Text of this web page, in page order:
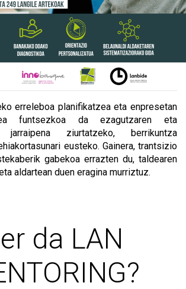
erreleboa planifikatzea eta enpresetan
funtsezkoa da ezagutzaren eta
jarraipena ziurtatzeko, berrikuntza
eusteko. Gainera, trantsizio
gabekoa errazten du, taldearen
aldartean duen eragina murriztuz.
da LAN